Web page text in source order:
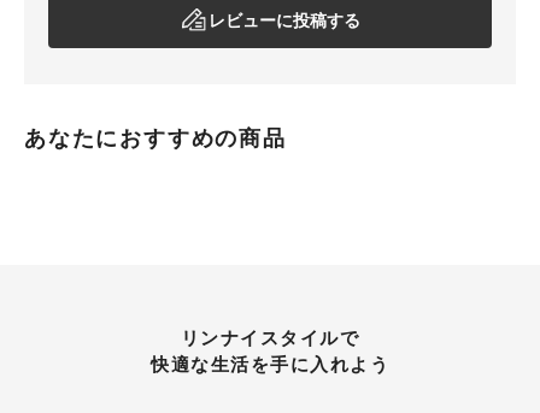
レビューに投稿する
あなたにおすすめの商品
リンナイスタイルで
快適な生活を手に入れよう